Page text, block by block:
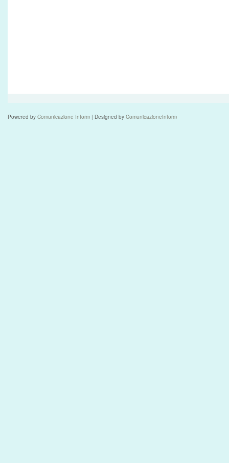
Powered by Comunicazione Inform | Designed by ComunicazioneInform